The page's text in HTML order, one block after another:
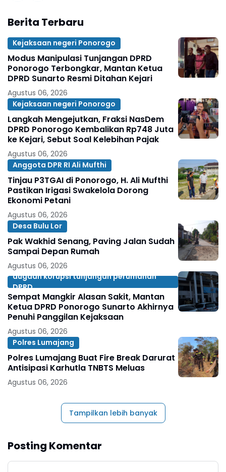
Berita Terbaru
Kejaksaan negeri Ponorogo
Modus Manipulasi Tunjangan DPRD
Ponorogo Terbongkar, Mantan Ketua
DPRD Sunarto Resmi Ditahan Kejari
Agustus 06, 2026
Kejaksaan negeri Ponorogo
Langkah Mengejutkan, Fraksi NasDem
DPRD Ponorogo Kembalikan Rp748 Juta
ke Kejari, Sebut Soal Kelebihan Pajak
Agustus 06, 2026
Anggota DPR RI Ali Mufthi
Tinjau P3TGAI di Ponorogo, H. Ali Mufthi
Pastikan Irigasi Swakelola Dorong
Ekonomi Petani
Agustus 06, 2026
Desa Bulu Lor
Pak Wakhid Senang, Paving Jalan Sudah
Sampai Depan Rumah
Agustus 06, 2026
dugaan korupsi tunjangan perumahan
DPRD
Sempat Mangkir Alasan Sakit, Mantan
Ketua DPRD Ponorogo Sunarto Akhirnya
Penuhi Panggilan Kejaksaan
Agustus 06, 2026
Polres Lumajang
Polres Lumajang Buat Fire Break Darurat
Antisipasi Karhutla TNBTS Meluas
Agustus 06, 2026
Tampilkan lebih banyak
Posting Komentar